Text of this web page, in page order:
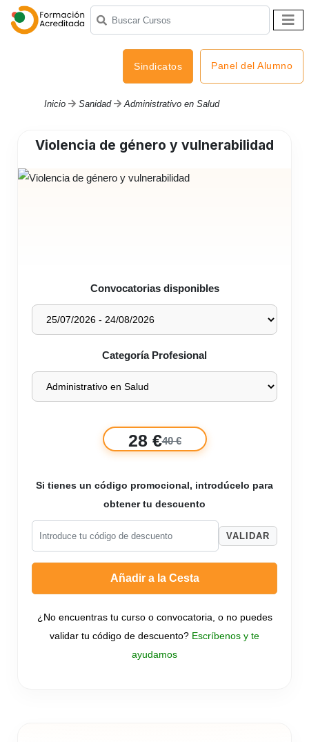
Sindicatos Panel del Alumno
Inicio Sanidad Administrativo en Salud
Violencia de género y vulnerabilidad
Convocatorias disponibles
Categoría Profesional
28 €40 €
Si tienes un código promocional, introdúcelo para
obtener tu descuento
VALIDAR
Añadir a la Cesta
¿No encuentras tu curso o convocatoria, o no puedes
validar tu código de descuento? Escríbenos y te
ayudamos